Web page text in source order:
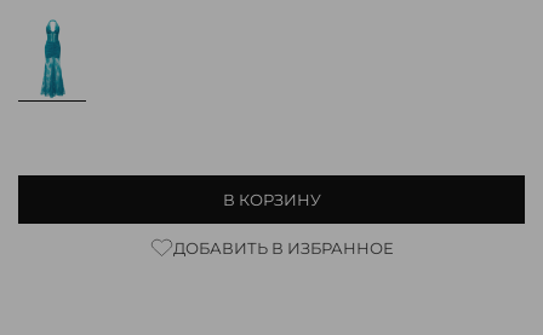
В КОРЗИНУ
ДОБАВИТЬ В ИЗБРАННОЕ